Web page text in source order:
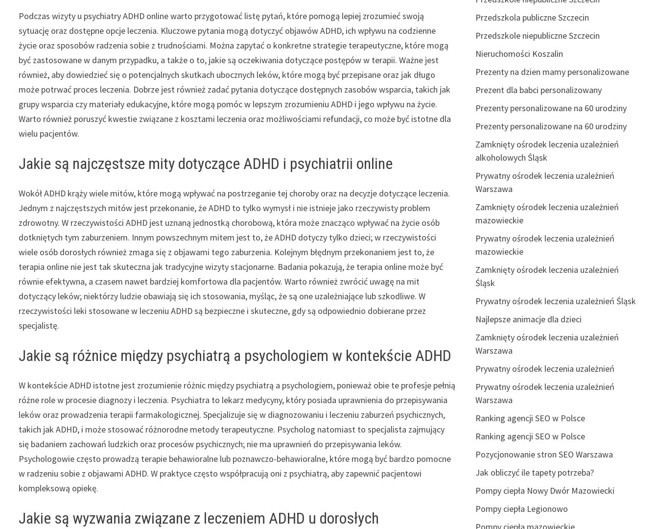
Podczas wizyty u psychiatry ADHD online warto przygotować listę pytań, które pomogą lepiej zrozumieć swoją
sytuację oraz dostępne opcje leczenia. Kluczowe pytania mogą dotyczyć objawów ADHD, ich wpływu na codzienne
życie oraz sposobów radzenia sobie z trudnościami. Można zapytać o konkretne strategie terapeutyczne, które mogą
być zastosowane w danym przypadku, a także o to, jakie są oczekiwania dotyczące postępów w terapii. Ważne jest
również, aby dowiedzieć się o potencjalnych skutkach ubocznych leków, które mogą być przepisane oraz jak długo
może potrwać proces leczenia. Dobrze jest również zadać pytania dotyczące dostępnych zasobów wsparcia, takich jak
grupy wsparcia czy materiały edukacyjne, które mogą pomóc w lepszym zrozumieniu ADHD i jego wpływu na życie.
Warto również poruszyć kwestie związane z kosztami leczenia oraz możliwościami refundacji, co może być istotne dla
wielu pacjentów.
Jakie są najczęstsze mity dotyczące ADHD i psychiatrii online
Wokół ADHD krąży wiele mitów, które mogą wpływać na postrzeganie tej choroby oraz na decyzje dotyczące leczenia.
Jednym z najczęstszych mitów jest przekonanie, że ADHD to tylko wymysł i nie istnieje jako rzeczywisty problem
zdrowotny. W rzeczywistości ADHD jest uznaną jednostką chorobową, która może znacząco wpływać na życie osób
dotkniętych tym zaburzeniem. Innym powszechnym mitem jest to, że ADHD dotyczy tylko dzieci; w rzeczywistości
wiele osób dorosłych również zmaga się z objawami tego zaburzenia. Kolejnym błędnym przekonaniem jest to, że
terapia online nie jest tak skuteczna jak tradycyjne wizyty stacjonarne. Badania pokazują, że terapia online może być
równie efektywna, a czasem nawet bardziej komfortowa dla pacjentów. Warto również zwrócić uwagę na mit
dotyczący leków; niektórzy ludzie obawiają się ich stosowania, myśląc, że są one uzależniające lub szkodliwe. W
rzeczywistości leki stosowane w leczeniu ADHD są bezpieczne i skuteczne, gdy są odpowiednio dobierane przez
specjalistę.
Jakie są różnice między psychiatrą a psychologiem w kontekście ADHD
W kontekście ADHD istotne jest zrozumienie różnic między psychiatrą a psychologiem, ponieważ obie te profesje pełnią
różne role w procesie diagnozy i leczenia. Psychiatra to lekarz medycyny, który posiada uprawnienia do przepisywania
leków oraz prowadzenia terapii farmakologicznej. Specjalizuje się w diagnozowaniu i leczeniu zaburzeń psychicznych,
takich jak ADHD, i może stosować różnorodne metody terapeutyczne. Psycholog natomiast to specjalista zajmujący
się badaniem zachowań ludzkich oraz procesów psychicznych; nie ma uprawnień do przepisywania leków.
Psychologowie często prowadzą terapie behawioralne lub poznawczo-behawioralne, które mogą być bardzo pomocne
w radzeniu sobie z objawami ADHD. W praktyce często współpracują oni z psychiatrą, aby zapewnić pacjentowi
kompleksową opiekę.
Jakie są wyzwania związane z leczeniem ADHD u dorosłych
Przedszkola publiczne Szczecin
Przedszkole niepubliczne Szczecin
Nieruchomości Koszalin
Prezenty na dzien mamy personalizowane
Prezent dla babci personalizowany
Prezenty personalizowane na 60 urodziny
Prezenty personalizowane na 60 urodziny
Zamknięty ośrodek leczenia uzależnień
alkoholowych Śląsk
Prywatny ośrodek leczenia uzależnień
Warszawa
Zamknięty ośrodek leczenia uzależnień
mazowieckie
Prywatny ośrodek leczenia uzależnień
mazowieckie
Zamknięty ośrodek leczenia uzależnień
Śląsk
Prywatny ośrodek leczenia uzależnień Śląsk
Najlepsze animacje dla dzieci
Zamknięty ośrodek leczenia uzależnień
Warszawa
Prywatny ośrodek leczenia uzależnień
Prywatny ośrodek leczenia uzależnień
Warszawa
Ranking agencji SEO w Polsce
Ranking agencji SEO w Polsce
Pozycjonowanie stron SEO Warszawa
Jak obliczyć ile tapety potrzeba?
Pompy ciepła Nowy Dwór Mazowiecki
Pompy ciepła Legionowo